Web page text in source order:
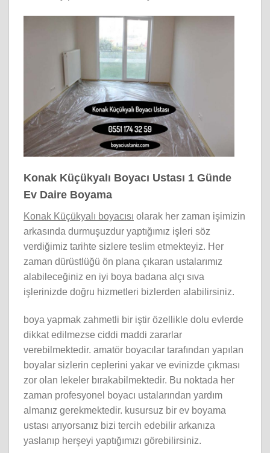
Konak Küçükyalı Boyacı Ustası 1 Günde
Ev Daire Boyama
Konak Küçükyalı boyacısı olarak her zaman işimizin
arkasında durmuşuzdur yaptığımız işleri söz
verdiğimiz tarihte sizlere teslim etmekteyiz. Her
zaman dürüstlüğü ön plana çıkaran ustalarımız
alabileceğiniz en iyi boya badana alçı sıva
işlerinizde doğru hizmetleri bizlerden alabilirsiniz.
boya yapmak zahmetli bir iştir özellikle dolu evlerde
dikkat edilmezse ciddi maddi zararlar
verebilmektedir. amatör boyacılar tarafından yapılan
boyalar sizlerin ceplerini yakar ve evinizde çıkması
zor olan lekeler bırakabilmektedir. Bu noktada her
zaman profesyonel boyacı ustalarından yardım
almanız gerekmektedir. kusursuz bir ev boyama
ustası arıyorsanız bizi tercih edebilir arkanıza
yaslanıp herşeyi yaptığımızı görebilirsiniz.